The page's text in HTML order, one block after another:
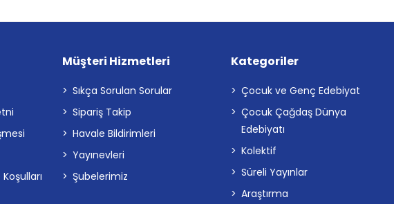
Müşteri Hizmetleri
Sıkça Sorulan Sorular
Sipariş Takip
Havale Bildirimleri
Yayınevleri
Şubelerimiz
Kategoriler
Çocuk ve Genç Edebiyat
Çocuk Çağdaş Dünya
Edebiyatı
Kolektif
Süreli Yayınlar
Araştırma